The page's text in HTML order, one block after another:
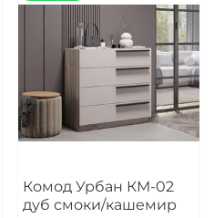
Комод Урбан КМ-02
дуб смоки/кашемир